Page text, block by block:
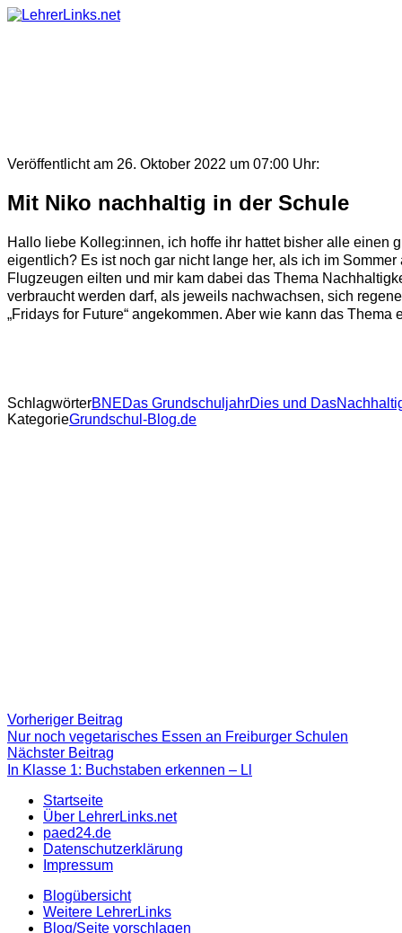
Skip
Veröffentlicht am 26. Oktober 2022 um 07:00 Uhr:
Mit Niko nachhaltig in der Schule
Hallo liebe Kolleg:innen, ich hoffe ihr hattet bisher alle
eigentlich? Es ist noch gar nicht lange her, als ich im
Flugzeugen eilten und mir kam dabei das Thema
verbraucht werden darf, als jeweils nachwachsen, sich
„Fridays for Future“ angekommen. Aber wie kann das
SchlagwörterBNEDas GrundschuljahrDies und Das
KategorieGrundschul-Blog.de
Beitragsnavigation
Vorheriger Beitrag
Beitrag:
Nur noch vegetarisches Essen an Freiburger Schulen
Nächster Beitrag
Beitrag
In Klasse 1: Buchstaben erkennen – Ll
Startseite
Über LehrerLinks.net
paed24.de
Datenschutzerklärung
Impressum
Blogübersicht
Weitere LehrerLinks
Blog/Seite vorschlagen